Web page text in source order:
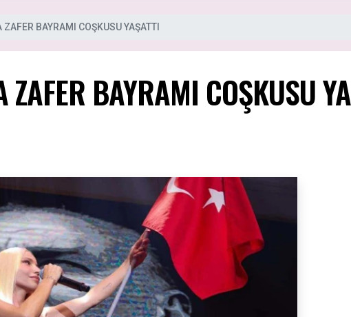
ZAFER BAYRAMI COŞKUSU YAŞATTI
ZAFER BAYRAMI COŞKUSU